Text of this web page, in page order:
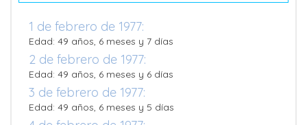
1 de febrero de 1977:
Edad: 49 años, 6 meses y 7 días
2 de febrero de 1977:
Edad: 49 años, 6 meses y 6 días
3 de febrero de 1977:
Edad: 49 años, 6 meses y 5 días